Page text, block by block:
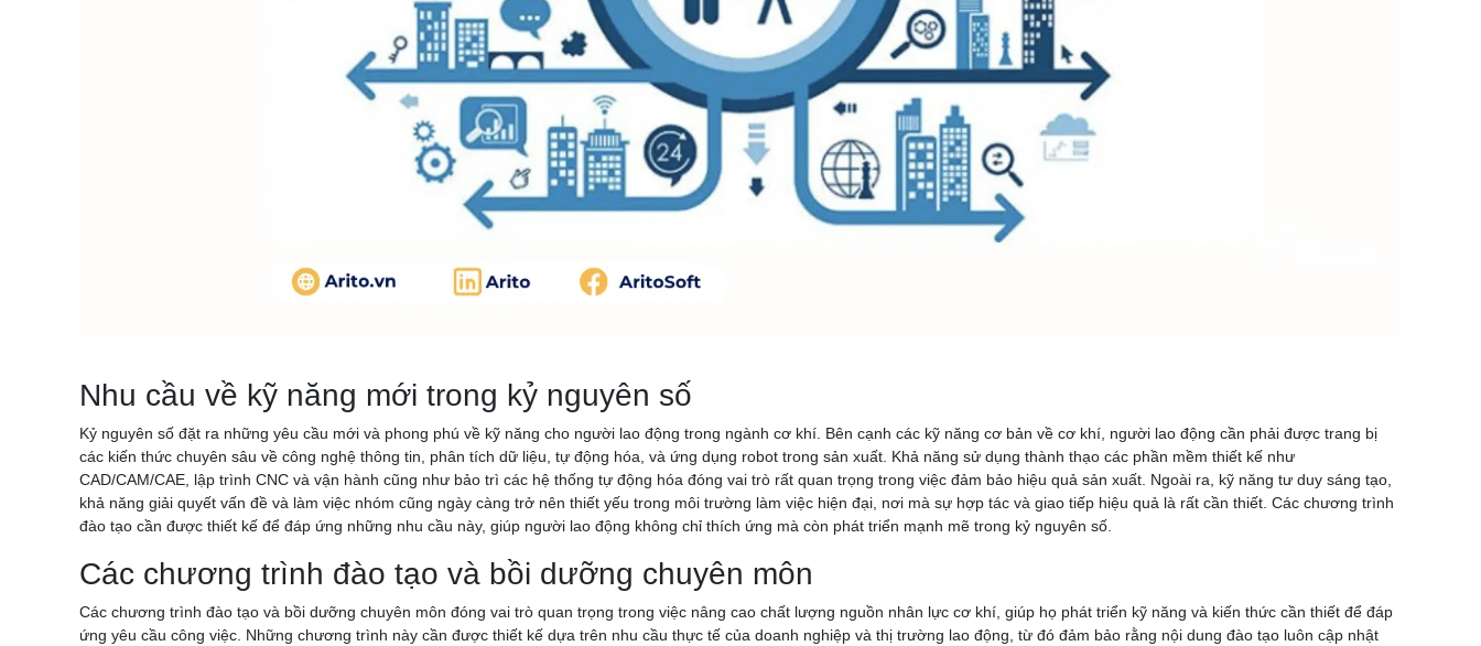
Nhu cầu về kỹ năng mới trong kỷ nguyên số
Kỷ nguyên số đặt ra những yêu cầu mới và phong phú về kỹ năng cho người lao động trong ngành cơ khí. Bên cạnh các kỹ năng cơ bản về cơ khí, người lao động cần phải được trang bị
các kiến thức chuyên sâu về công nghệ thông tin, phân tích dữ liệu, tự động hóa, và ứng dụng robot trong sản xuất. Khả năng sử dụng thành thạo các phần mềm thiết kế như
CAD/CAM/CAE, lập trình CNC và vận hành cũng như bảo trì các hệ thống tự động hóa đóng vai trò rất quan trọng trong việc đảm bảo hiệu quả sản xuất. Ngoài ra, kỹ năng tư duy sáng tạo,
khả năng giải quyết vấn đề và làm việc nhóm cũng ngày càng trở nên thiết yếu trong môi trường làm việc hiện đại, nơi mà sự hợp tác và giao tiếp hiệu quả là rất cần thiết. Các chương trình
đào tạo cần được thiết kế để đáp ứng những nhu cầu này, giúp người lao động không chỉ thích ứng mà còn phát triển mạnh mẽ trong kỷ nguyên số.
Các chương trình đào tạo và bồi dưỡng chuyên môn
Các chương trình đào tạo và bồi dưỡng chuyên môn đóng vai trò quan trọng trong việc nâng cao chất lượng nguồn nhân lực cơ khí, giúp họ phát triển kỹ năng và kiến thức cần thiết để đáp
ứng yêu cầu công việc. Những chương trình này cần được thiết kế dựa trên nhu cầu thực tế của doanh nghiệp và thị trường lao động, từ đó đảm bảo rằng nội dung đào tạo luôn cập nhật